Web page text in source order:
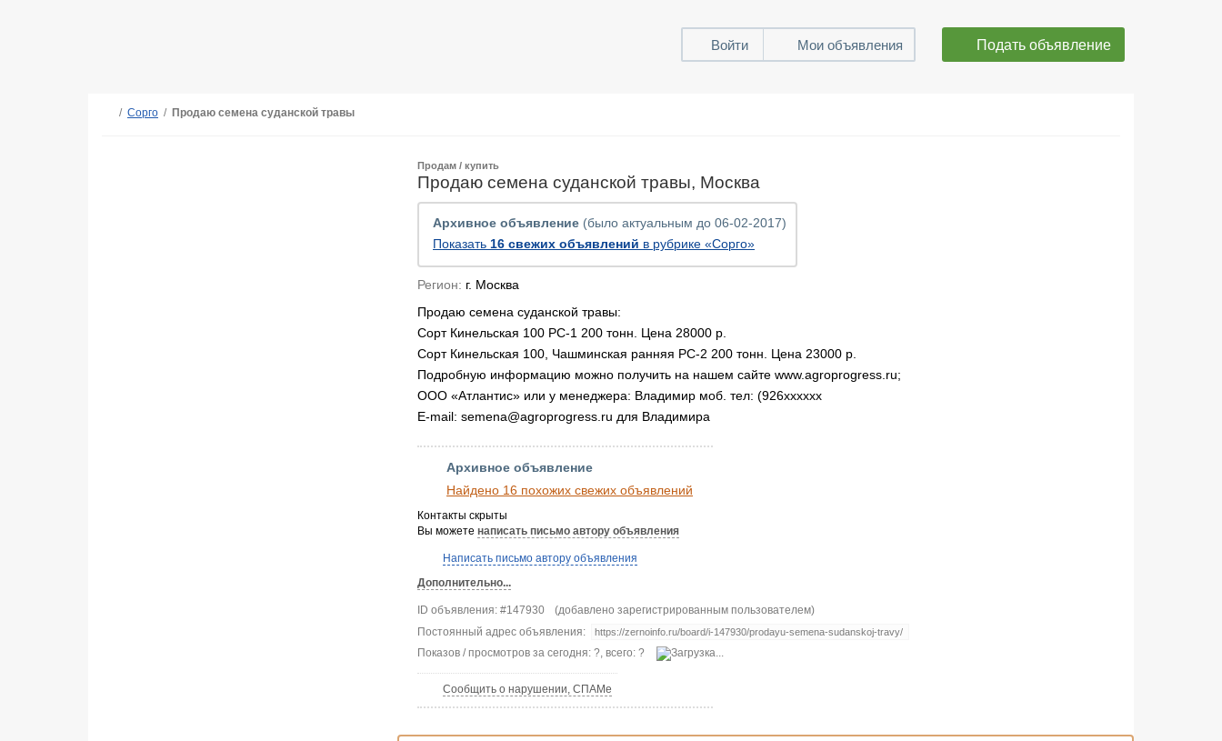
Войти Мои объявления Подать объявление
/ Сорго / Продаю семена суданской травы
Продам / купить
Продаю семена суданской травы, Москва
Архивное объявление (было актуальным до 06-02-2017)
Показать 16 свежих объявлений в рубрике «Сорго»
Регион: г. Москва
Продаю семена суданской травы:
Сорт Кинельская 100 РС-1 200 тонн. Цена 28000 р.
Сорт Кинельская 100, Чашминская ранняя РС-2 200 тонн. Цена 23000 р.
Подробную информацию можно получить на нашем сайте www.agroprogress.ru;
OOO «Атлантис» или у менеджера: Владимир моб. тел: (926xxxxxx
E-mail: semena@agroprogress.ru для Владимира
Архивное объявление
Найдено 16 похожих свежих объявлений
Контакты скрыты
Вы можете написать письмо автору объявления
Написать письмо автору объявления
Дополнительно...
ID объявления: #147930
(добавлено зарегистрированным пользователем)
Постоянный адрес объявления:
Показов / просмотров за сегодня: ?, всего: ?
Сообщить о нарушении, СПАМе